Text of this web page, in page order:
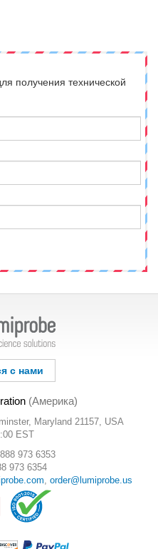
получения технической
с нами
(Америка)
Maryland 21157, USA
EST
973 6353
973 6354
, order@lumiprobe.us